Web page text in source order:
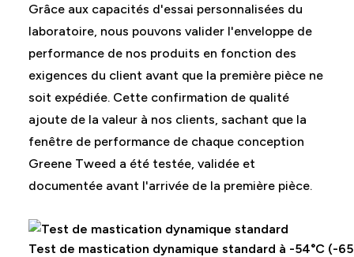
Grâce aux capacités d'essai personnalisées du
laboratoire, nous pouvons valider l'enveloppe de
performance de nos produits en fonction des
exigences du client avant que la première pièce ne
soit expédiée. Cette confirmation de qualité
ajoute de la valeur à nos clients, sachant que la
fenêtre de performance de chaque conception
Greene Tweed a été testée, validée et
documentée avant l'arrivée de la première pièce.
Test de mastication dynamique standard à -54°C (-